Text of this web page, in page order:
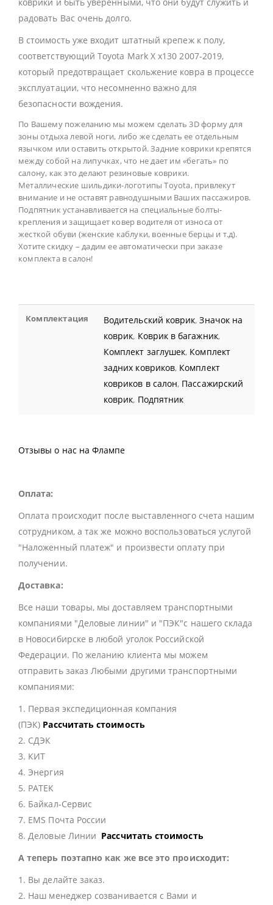
радовать Вас очень долго.
В стоимость уже входит штатный крепеж к полу,
соответствующий Toyota Mark X x130 2007-2019,
который предотвращает скольжение ковра в процессе
эксплуатации, что несомненно важно для
безопасности вождения.
По Вашему пожеланию мы можем сделать 3D форму для
зоны отдыха левой ноги, либо же сделать ее отдельным
язычком или оставить открытой. Задние коврики крепятся
между собой на липучках, что не дает им «бегать» по
салону, как это делают резиновые коврики.
Металлические шильдики-логотипы Toyota, привлекут
внимание и не оставят равнодушными Ваших пассажиров.
Подпятник устанавливается на специальные болты-
крепления и защищает ковер водителя от износа от
жесткой обуви (женские каблуки, военные берцы и т.д).
Хотите скидку – дадим ее автоматически при заказе
комплекта в салон!
Комплектация Водительский коврик,Значок на
коврик, Коврик в багажник,
Комплект заглушек, Комплект
задних ковриков, Комплект
ковриков в салон, Пассажирский
коврик, Подпятник
Отзывы о нас на Флампе
Оплата:
Оплата происходит после выставленного счета нашим
сотрудником, а так же можно воспользоваться услугой
"Наложенный платеж" и произвести оплату при
получении.
Доставка:
Все наши товары, мы доставляем транспортными
компаниями "Деловые линии" и "ПЭК"с нашего склада
в Новосибирске в любой уголок Российской
Федерации. По желанию клиента мы можем
отправить заказ Любыми другими транспортными
компаниями:
1. Первая экспедиционная компания
(ПЭК) Рассчитать стоимость
2. СДЭК
3. КИТ
4. Энергия
5. РАТЕК
6. Байкал-Сервис
7. EMS Почта России
8. Деловые Линии Рассчитать стоимость
А теперь поэтапно как же все это происходит:
1. Вы делайте заказ.
2. Наш менеджер созванивается с Вами и